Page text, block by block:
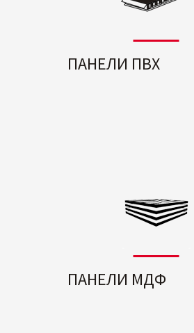
ПАНЕЛИ ПВХ
ПАНЕЛИ МДФ